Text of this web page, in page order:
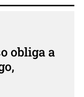
obliga a